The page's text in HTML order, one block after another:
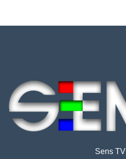
Sens TV